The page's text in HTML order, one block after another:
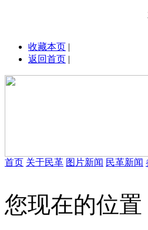
收藏本页 |
返回首页 |
首页 关于民革 图片新闻 民革新闻
您现在的位置